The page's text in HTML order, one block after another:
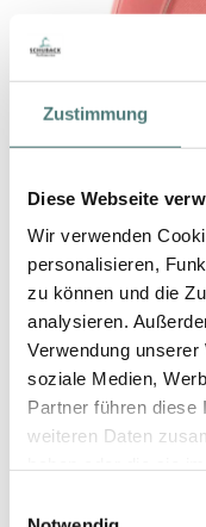
Zustimmung
Diese Webseite
Wir verwenden
personalisieren,
zu können und die
analysieren.
Verwendung
soziale Medien,
Partner führen diese
weiteren Daten
ISADORA
The Powder Blush
Rouge
UVP 12,99 €
10,45 €
4,5 g (2,32 € / 1 g)